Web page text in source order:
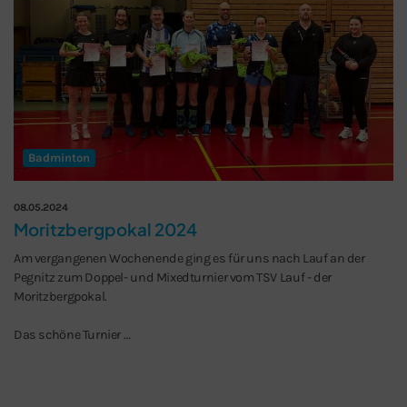
Badminton
08.05.2024
Moritzbergpokal 2024
Am vergangenen Wochenende ging es für uns nach Lauf an der
Pegnitz zum Doppel- und Mixedturnier vom TSV Lauf - der
Moritzbergpokal.
Das schöne Turnier …